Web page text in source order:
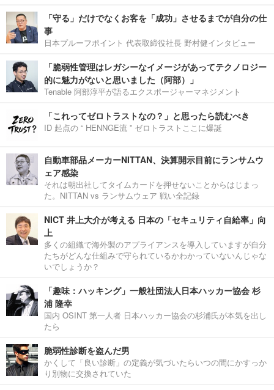
「守る」だけでなくお客を「成功」させるまでが自分の仕
事
日本プルーフポイント 代表取締役社長 野村健インタビュー
「脆弱性管理はレガシーなイメージがあってテクノロジー
的に魅力がないと思いました（阿部）」
Tenable 阿部淳平が語るエクスポージャーマネジメント
「これってゼロトラストなの？」と思ったら読むべき
ID 起点の “ HENNGE流 ” ゼロトラストここに爆誕
自動車部品メーカーNITTAN、決算開示目前にランサムウ
ェア感染
それは朝出社してタイムカードを押せないことからはじまっ
た。NITTAN vs ランサムウェア 戦い全記録
NICT 井上大介が考える 日本の「セキュリティ自給率」向
上
多くの組織で海外製のアプライアンスを導入していますが自分
たちがどんな仕組みで守られているかわかっていないんじゃな
いでしょうか？
「趣味：ハッキング」一般社団法人日本ハッカー協会 杉
浦 隆幸
国内 OSINT 第一人者 日本ハッカー協会の杉浦氏が本気を出し
たら
脆弱性診断を盗んだ男
かくして「良い診断」の定義が気づいたらいつの間にかすっか
り別物に交換されていた